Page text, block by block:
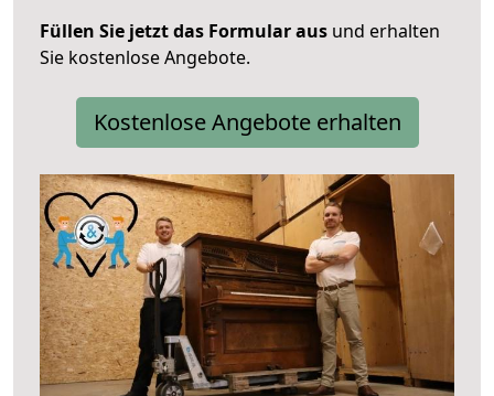
Füllen Sie jetzt das Formular aus und erhalten
Sie kostenlose Angebote.
Kostenlose Angebote erhalten